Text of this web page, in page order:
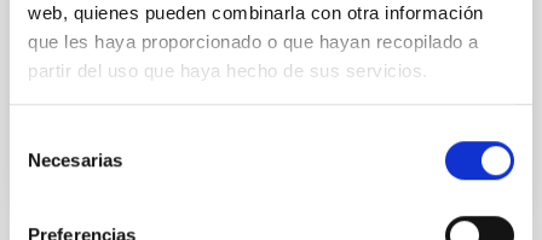
web, quienes pueden combinarla con otra información
que les haya proporcionado o que hayan recopilado a
partir del uso que haya hecho de sus servicios.
Necesarias
Preferencias
personal laboral fijo, de un puesto de trabajo con la
categoría profesional de Técnico/a Mantenimiento
General, acogido a Convenio y que tendrá